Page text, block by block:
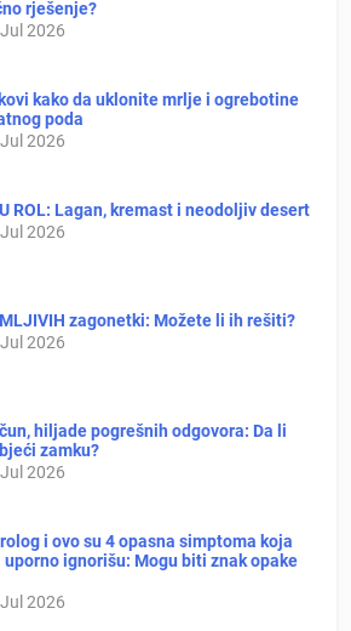
rješenje?
2026
kako da uklonite mrlje i ogrebotine
poda
2026
ROL: Lagan, kremast i neodoljiv desert
2026
zagonetki: Možete li ih rešiti?
2026
hiljade pogrešnih odgovora: Da li
zamku?
2026
i ovo su 4 opasna simptoma koja
uporno ignorišu: Mogu biti znak opake
2026